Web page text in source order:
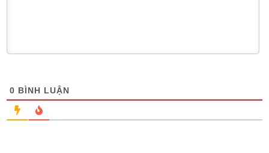
0 BÌNH LUẬN